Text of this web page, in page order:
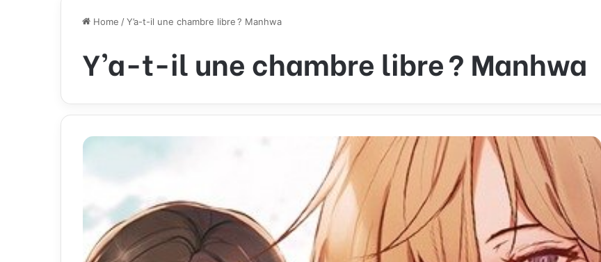
Home /Y’a-t-il une chambre libre ? Manhwa
Y’a-t-il une chambre libre ? Manhwa